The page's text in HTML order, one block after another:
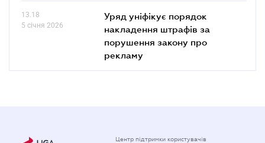
13.18
5 січня 2026
Уряд уніфікує порядок
накладення штрафів за
порушення закону про
рекламу
Центр підтримки користувачів